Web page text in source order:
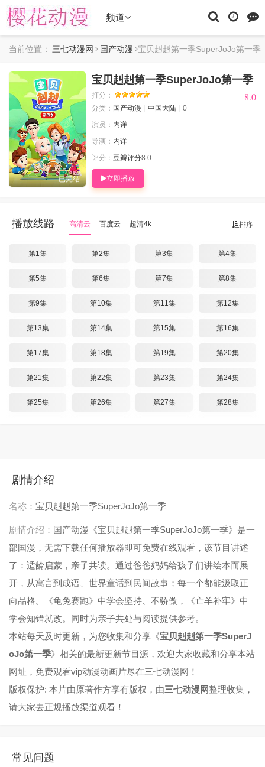
频道
当前位置： 三七动漫网 国产动漫 宝贝赳赳第一季SuperJoJo第一季
已完结
宝贝赳赳第一季SuperJoJo第一季
打分： 8.0
分类： 国产动漫 中国大陆
0
演员： 内详
导演： 内详
评分： 豆瓣评分8.0
立即播放
排序
播放线路 高清云 百度云 超清4k
第1集 第2集 第3集 第4集
第5集 第6集 第7集 第8集
第9集 第10集 第11集 第12集
第13集 第14集 第15集 第16集
第17集 第18集 第19集 第20集
第21集 第22集 第23集 第24集
第25集 第26集 第27集 第28集
第37集
第41集 第42集 第43集
第45集 第46集 第47集 第48集
第49集 第50集 第51集 第52集
第57集 第58集 第59集 第60集
第65集 第66集 第67集 第68集
第69集 第70集 第71集
剧情介绍
名称： 宝贝赳赳第一季SuperJoJo第一季
剧情介绍： 国产动漫《宝贝赳赳第一季SuperJoJo第一季》是一
部国漫，无需下载任何播放器即可免费在线观看，该节目讲述
了：适龄启蒙，亲子共读。通过爸爸妈妈给孩子们讲绘本而展
开，从寓言到成语、世界童话到民间故事；每一个都能汲取正
向品格。《龟兔赛跑》中学会坚持、不骄傲，《亡羊补牢》中
学会知错就改。同时为亲子共处与阅读提供参考。
本站每天及时更新，为您收集和分享《宝贝赳赳第一季SuperJ
oJo第一季》相关的最新更新节目源，欢迎大家收藏和分享本站
网址，免费观看vip动漫动画片尽在三七动漫网！
版权保护: 本片由原著作方享有版权，由三七动漫网整理收集，
请大家去正规播放渠道观看！
常见问题